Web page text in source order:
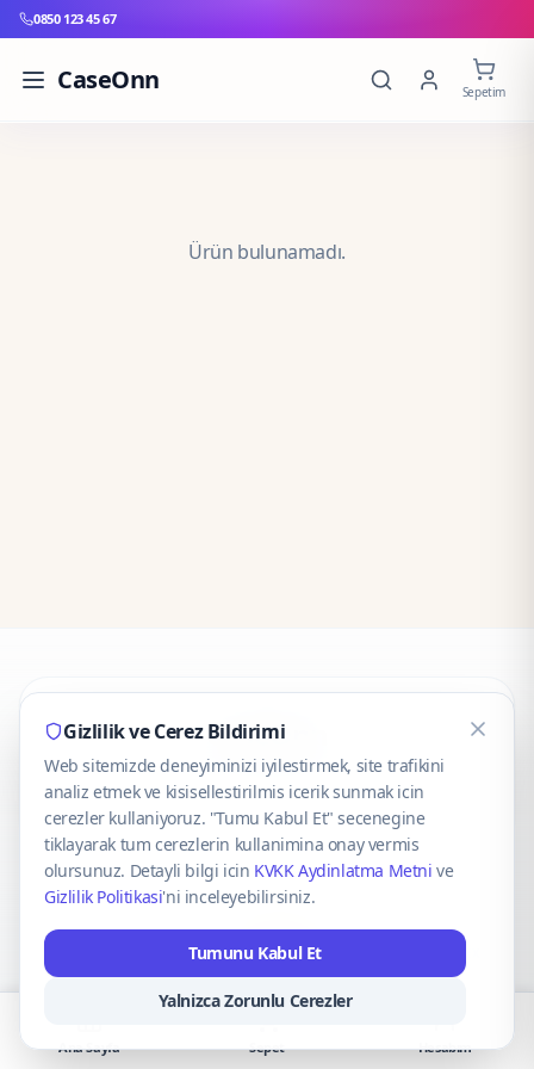
0850 123 45 67
CaseOnn Sepetim
Ürün bulunamadı.
CaseOnn
© 2025 CaseOnn. Tüm hakları saklıdır.
VISA Mastercard
Gizlilik ve Cerez Bildirimi
Web sitemizde deneyiminizi iyilestirmek, site trafikini
analiz etmek ve kisisellestirilmis icerik sunmak icin
cerezler kullaniyoruz. "Tumu Kabul Et" secenegine
tiklayarak tum cerezlerin kullanimina onay vermis
olursunuz. Detayli bilgi icin KVKK Aydinlatma Metni ve
Gizlilik Politikasi'ni inceleyebilirsiniz.
Tumunu Kabul Et
Yalnizca Zorunlu Cerezler
Ana Sayfa Sepet Hesabım